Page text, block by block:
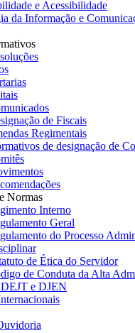
e Acessibilidade
da Informação e
de Fiscais
Regimentais
de designação de
Normas
Interno
Geral
do Processo
de Ética do Servidor
de Conduta da Alta
e DJEN